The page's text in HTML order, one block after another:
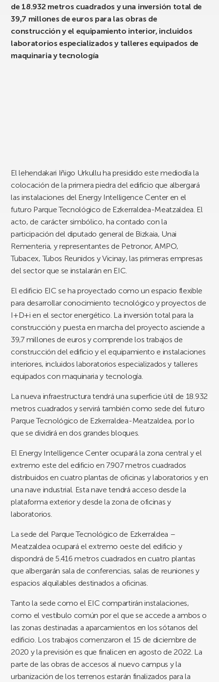
de 18.932 metros cuadrados y una inversión total de
39,7 millones de euros para las obras de
construcción y el equipamiento interior, incluidos
laboratorios especializados y talleres equipados de
maquinaria y tecnología
El lehendakari Iñigo Urkullu ha presidido este mediodía la
colocación de la primera piedra del edificio que albergará
las instalaciones del Energy Intelligence Center en el
futuro Parque Tecnológico de Ezkerraldea-Meatzaldea. El
acto, de carácter simbólico, ha contado con la
participación del diputado general de Bizkaia, Unai
Rementeria, y representantes de Petronor, AMPO,
Tubacex, Tubos Reunidos y Vicinay, las primeras empresas
del sector que se instalarán en EIC.
El edificio EIC se ha proyectado como un espacio flexible
para desarrollar conocimiento tecnológico y proyectos de
I+D+i en el sector energético. La inversión total para la
construcción y puesta en marcha del proyecto asciende a
39,7 millones de euros y comprende los trabajos de
construcción del edificio y el equipamiento e instalaciones
interiores, incluidos laboratorios especializados y talleres
equipados con maquinaria y tecnología.
La nueva infraestructura tendrá una superficie útil de 18.932
metros cuadrados y servirá también como sede del futuro
Parque Tecnológico de Ezkerraldea-Meatzaldea, por lo
que se dividirá en dos grandes bloques.
El Energy Intelligence Center ocupará la zona central y el
extremo este del edificio en 7.907 metros cuadrados
distribuidos en cuatro plantas de oficinas y laboratorios y en
una nave industrial. Esta nave tendrá acceso desde la
plataforma exterior y desde la zona de oficinas y
laboratorios.
La sede del Parque Tecnológico de Ezkerraldea –
Meatzaldea ocupará el extremo oeste del edificio y
dispondrá de 5.416 metros cuadrados en cuatro plantas
que albergarán sala de conferencias, salas de reuniones y
espacios alquilables destinados a oficinas.
Tanto la sede como el EIC compartirán instalaciones,
como el vestíbulo común por el que se accede a ambos o
las zonas destinadas a aparcamientos en los sótanos del
edificio. Los trabajos comenzaron el 15 de diciembre de
2020 y la previsión es que finalicen en agosto de 2022. La
parte de las obras de accesos al nuevo campus y la
urbanización de los terrenos estarán finalizados para la